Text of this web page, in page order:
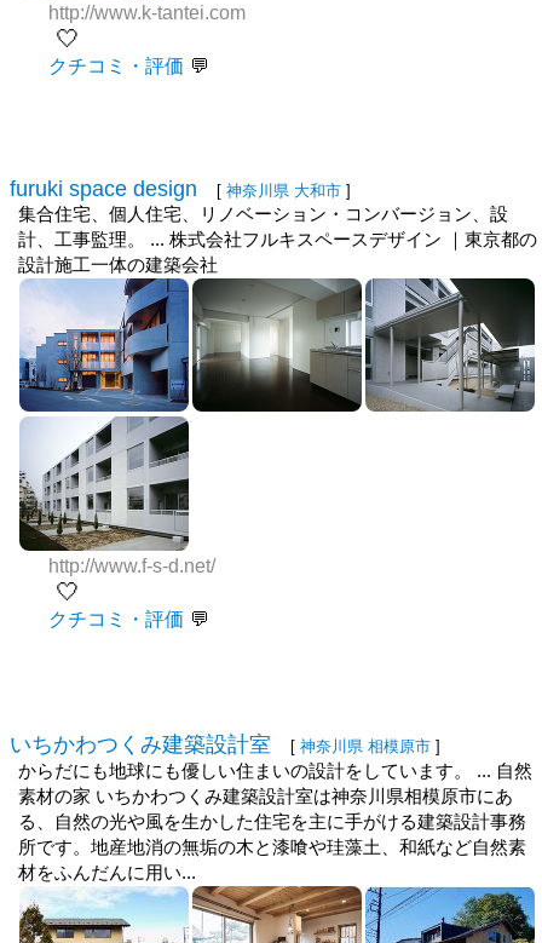
http://www.k-tantei.com
🤍
クチコミ・評価
furuki space design [ 神奈川県 大和市 ]
集合住宅、個人住宅、リノベーション・コンバージョン、設
計、工事監理。 ... 株式会社フルキスペースデザイン ｜東京都の
設計施工一体の建築会社
http://www.f-s-d.net/
🤍
クチコミ・評価
いちかわつくみ建築設計室 [ 神奈川県 相模原市 ]
からだにも地球にも優しい住まいの設計をしています。 ... 自然
素材の家 いちかわつくみ建築設計室は神奈川県相模原市にあ
る、自然の光や風を生かした住宅を主に手がける建築設計事務
所です。地産地消の無垢の木と漆喰や珪藻土、和紙など自然素
材をふんだんに用い...